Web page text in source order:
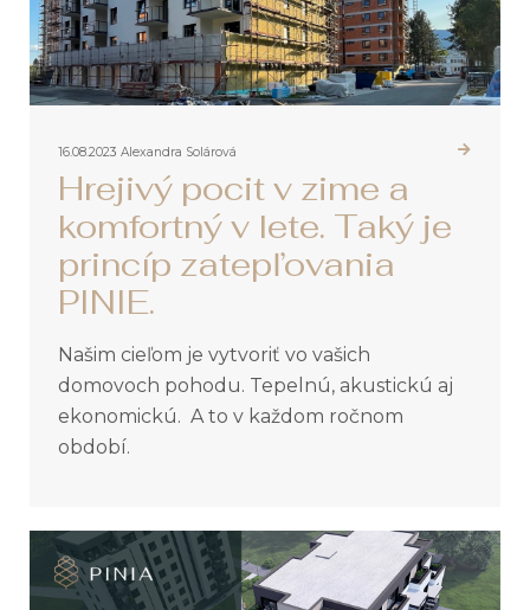
16.08.2023 Alexandra Solárová
Hrejivý pocit v zime a
komfortný v lete. Taký je
princíp zatepľovania
PINIE.
Našim cieľom je vytvoriť vo vašich
domovoch pohodu. Tepelnú, akustickú aj
ekonomickú. A to v každom ročnom
období.